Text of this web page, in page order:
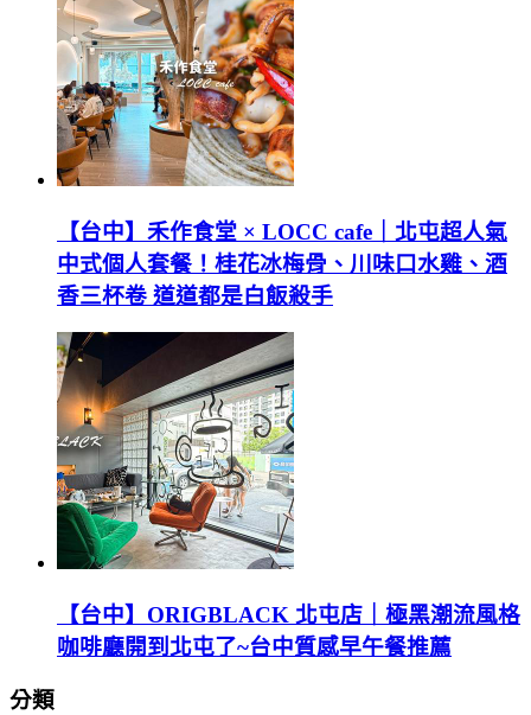
【台中】禾作食堂 × LOCC cafe｜北屯超人氣
中式個人套餐！桂花冰梅骨、川味口水雞、酒
香三杯卷 道道都是白飯殺手
【台中】ORIGBLACK 北屯店｜極黑潮流風格
咖啡廳開到北屯了~台中質感早午餐推薦
分類